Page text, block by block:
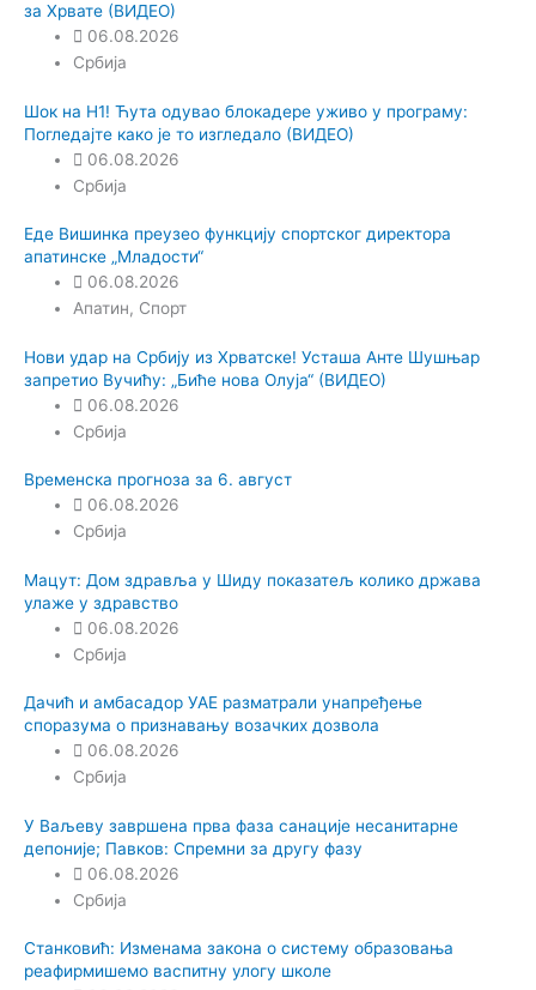
за Хрвате (ВИДЕО)
06.08.2026
Србија
Шок на Н1! Ћута одувао блокадере уживо у програму:
Погледајте како је то изгледало (ВИДЕО)
06.08.2026
Србија
Еде Вишинка преузео функцију спортског директора
апатинске „Младости“
06.08.2026
Апатин, Спорт
Нови удар на Србију из Хрватске! Усташа Анте Шушњар
запретио Вучићу: „Биће нова Олуја“ (ВИДЕО)
06.08.2026
Србија
Временска прогноза за 6. август
06.08.2026
Србија
Мацут: Дом здравља у Шиду показатељ колико држава
улаже у здравство
06.08.2026
Србија
Дачић и амбасадор УАЕ разматрали унапређење
споразума о признавању возачких дозвола
06.08.2026
Србија
У Ваљеву завршена прва фаза санације несанитарне
депоније; Павков: Спремни за другу фазу
06.08.2026
Србија
Станковић: Изменама закона о систему образовања
реафирмишемо васпитну улогу школе